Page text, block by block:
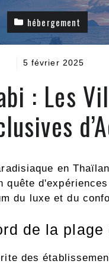
hébergement
5 février 2025
: Les
en
quête
du luxe et du
de la plage
des